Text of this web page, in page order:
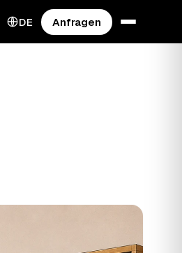
DE Anfragen